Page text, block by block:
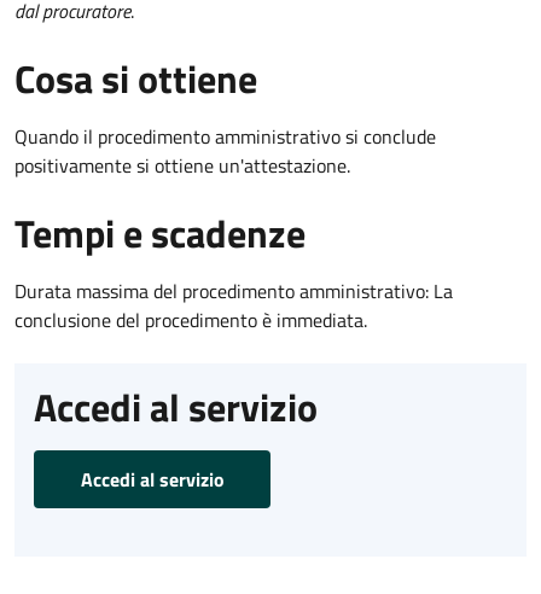
dal procuratore.
Cosa si ottiene
Quando il procedimento amministrativo si conclude
positivamente si ottiene un'attestazione.
Tempi e scadenze
Durata massima del procedimento amministrativo: La
conclusione del procedimento è immediata.
Accedi al servizio
Accedi al servizio